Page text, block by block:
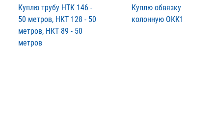
Куплю трубу НТК 146 -
50 метров, НКТ 128 - 50
метров, НКТ 89 - 50
метров
Куплю обвязку
колонную ОКК1